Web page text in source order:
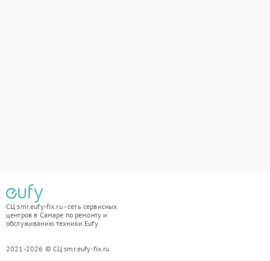
СЦ smr.eufy-fix.ru - сеть сервисных
центров в Самаре по ремонту и
обслуживанию техники Eufy
2021-2026 © СЦ smr.eufy-fix.ru